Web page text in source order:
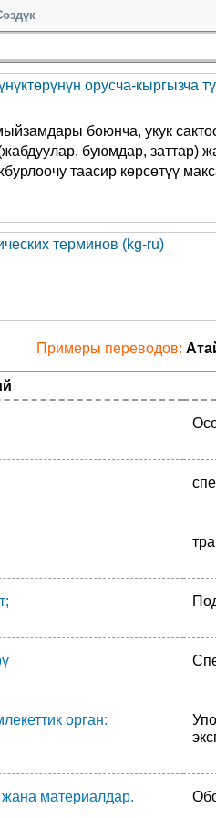
орусча-кыргызча
боюнча, укук
буюмдар, заттар)
таасир көрсөтүү
терминов (kg-ru)
Примеры переводов:
орган:
материалдар.